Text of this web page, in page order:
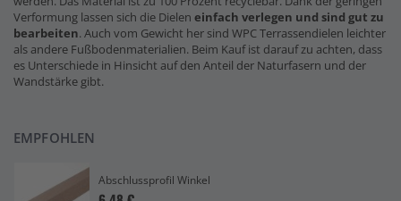
Verformung lassen sich die Dielen einfach verlegen und sind gut zu
bearbeiten. Auch vom Gewicht her sind WPC Terrassendielen leichter
als andere Fußbodenmaterialien. Beim Kauf ist darauf zu achten, dass
es Unterschiede in Hinsicht auf den Anteil der Naturfasern und der
Wandstärke gibt.
EMPFOHLEN
Abschlussprofil Winkel